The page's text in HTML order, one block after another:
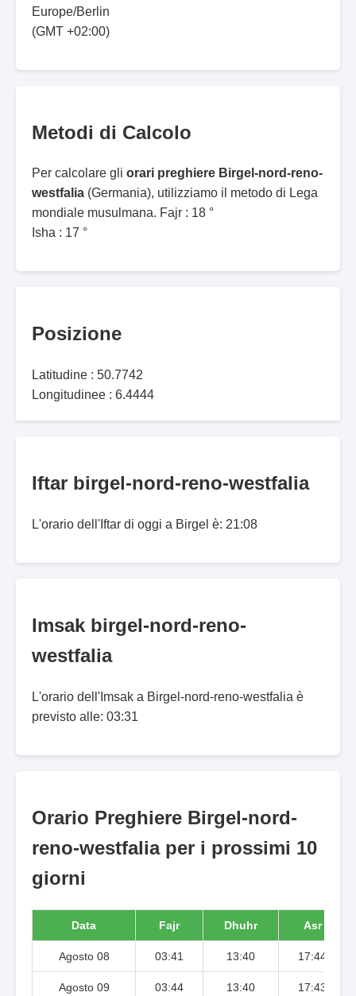
Europe/Berlin
(GMT +02:00)
Metodi di Calcolo
Per calcolare gli orari preghiere Birgel-nord-reno-
westfalia (Germania), utilizziamo il metodo di Lega
mondiale musulmana. Fajr : 18 °
Isha : 17 °
Posizione
Latitudine : 50.7742
Longitudinee : 6.4444
Iftar birgel-nord-reno-westfalia
L'orario dell'Iftar di oggi a Birgel è: 21:08
Imsak birgel-nord-reno-
westfalia
L'orario dell'Imsak a Birgel-nord-reno-westfalia è
previsto alle: 03:31
Orario Preghiere Birgel-nord-
reno-westfalia per i prossimi 10
giorni
Data Fajr Dhuhr Asr
Agosto 08 03:41 13:40 17:44
Agosto 09 03:44 13:40 17:43